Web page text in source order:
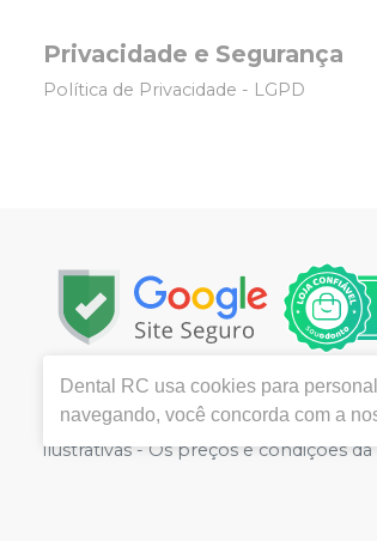
Privacidade e Segurança
Política de Privacidade - LGPD
Copyright © 2025 | Todos os direitos
Tijuca - Rio de Janeiro - RJ |
ilustrativas - Os preços e condições
Dental RC usa cookies para
navegando, você concorda com a